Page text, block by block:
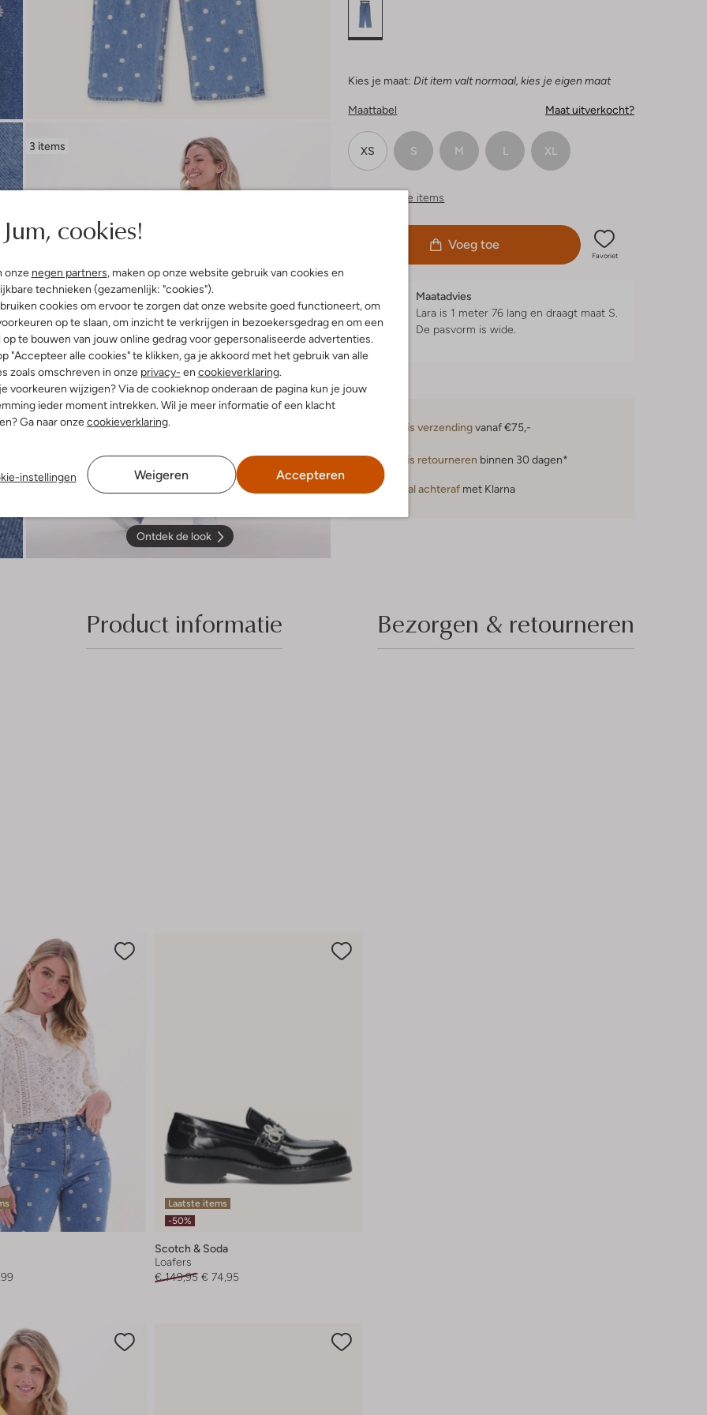
Jum, cookies!
onze negen partners, maken op onze website gebruik van cookies en
technieken (gezamenlijk: "cookies").
cookies om ervoor te zorgen dat onze website goed functioneert, om
op te slaan, om inzicht te verkrijgen in bezoekersgedrag en om een
op te bouwen van jouw online gedrag voor gepersonaliseerde advertenties.
"Accepteer alle cookies" te klikken, ga je akkoord met het gebruik van alle
zoals omschreven in onze privacy- en cookieverklaring.
voorkeuren wijzigen? Via de cookieknop onderaan de pagina kun je jouw
ieder moment intrekken. Wil je meer informatie of een klacht
Ga naar onzecookieverklaring.
instellingen Weigeren Accepteren
3 items
Ontdek de look
Kies je maat: Dit item valt normaal, kies je eigen maat
Maattabel Maat uitverkocht?
XS S M L XL
Vergelijkbare items
Voeg toe
Favoriet
Maatadvies
Lara is 1 meter 76 lang en draagt maat S.
De pasvorm iswide.
Gratis verzendingvanaf €75,-
Gratis retourneren binnen 30 dagen*
Betaal achteraf met Klarna
Product informatie Bezorgen & retourneren
Laatste items
-50%
Scotch & Soda
Loafers
€ 149,95 € 74,95